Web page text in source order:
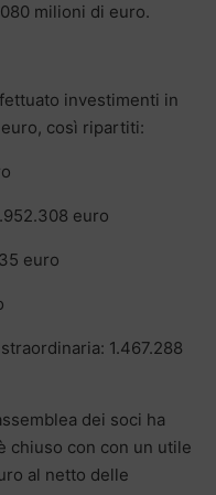
milioni di euro.
investimenti in
così ripartiti:
euro
euro
1.467.288
dei soci ha
chiuso con con un utile
al netto delle